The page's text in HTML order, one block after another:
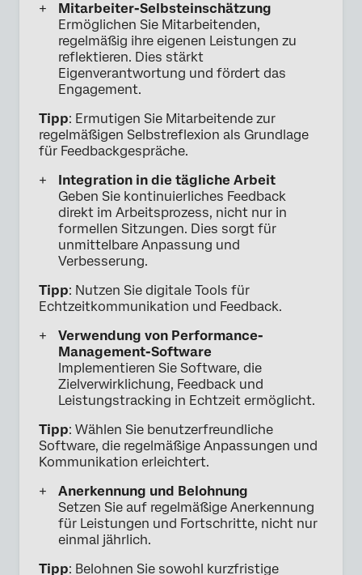
Mitarbeiter-Selbsteinschätzung
Ermöglichen Sie Mitarbeitenden,
regelmäßig ihre eigenen Leistungen zu
reflektieren. Dies stärkt
Eigenverantwortung und fördert das
Engagement.
Tipp: Ermutigen Sie Mitarbeitende zur
regelmäßigen Selbstreflexion als Grundlage
für Feedbackgespräche.
Integration in die tägliche Arbeit
Geben Sie kontinuierliches Feedback
direkt im Arbeitsprozess, nicht nur in
formellen Sitzungen. Dies sorgt für
unmittelbare Anpassung und
Verbesserung.
Tipp: Nutzen Sie digitale Tools für
Echtzeitkommunikation und Feedback.
Verwendung von Performance-
Management-Software
Implementieren Sie Software, die
Zielverwirklichung, Feedback und
Leistungstracking in Echtzeit ermöglicht.
Tipp: Wählen Sie benutzerfreundliche
Software, die regelmäßige Anpassungen und
Kommunikation erleichtert.
Anerkennung und Belohnung
Setzen Sie auf regelmäßige Anerkennung
für Leistungen und Fortschritte, nicht nur
einmal jährlich.
Tipp: Belohnen Sie sowohl kurzfristige